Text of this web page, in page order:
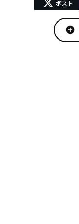
ポスト
add_circle